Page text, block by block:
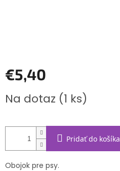
€5,40
cena:
Na dotaz (1 ks)
Pridať do košíka
Obojok pre psy.